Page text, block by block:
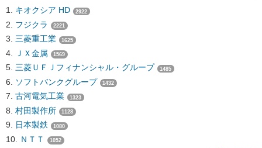
キオクシア HD 2922
フジクラ 2221
三菱重工業 1625
ＪＸ金属 1569
三菱ＵＦＪフィナンシャル・グループ 1485
ソフトバンクグループ 1432
古河電気工業 1323
村田製作所 1128
日本製鉄 1080
ＮＴＴ 1052